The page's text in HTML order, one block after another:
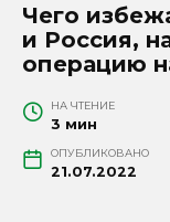
Чего
и Россия,
операцию
НА ЧТЕНИЕ
3 мин
ОПУБЛИКОВАНО
21.07.2022